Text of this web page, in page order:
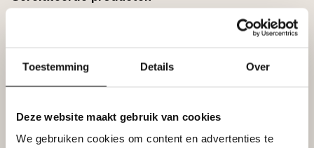
Toestemming Details Over
Deze website maakt gebruik van cookies
We gebruiken cookies om content en advertenties te
€4,94
BOVELACCI
mm), lengte 2 m